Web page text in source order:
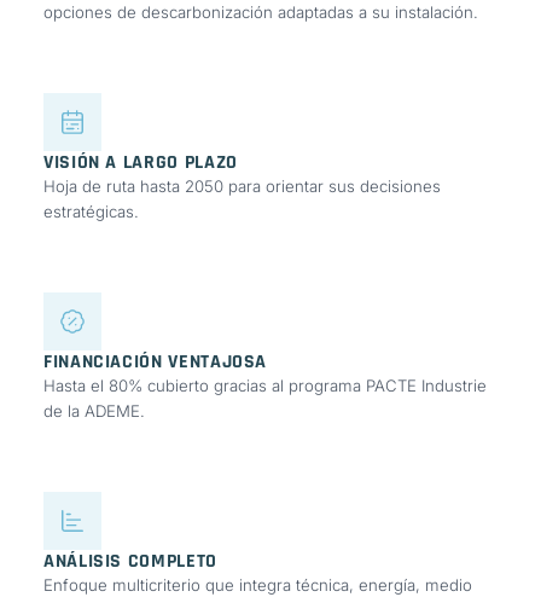
opciones de descarbonización adaptadas a su instalación.
VISIÓN A LARGO PLAZO
Hoja de ruta hasta 2050 para orientar sus decisiones
estratégicas.
FINANCIACIÓN VENTAJOSA
Hasta el 80% cubierto gracias al programa PACTE Industrie
de la ADEME.
ANÁLISIS COMPLETO
Enfoque multicriterio que integra técnica, energía, medio